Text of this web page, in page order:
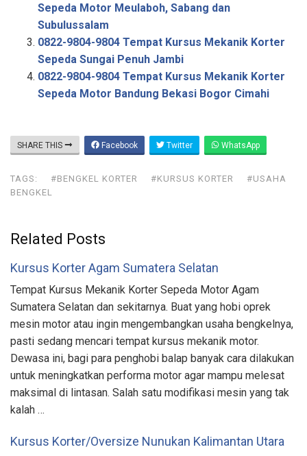
Sepeda Motor Meulaboh, Sabang dan
Subulussalam
0822-9804-9804 Tempat Kursus Mekanik Korter
Sepeda Sungai Penuh Jambi
0822-9804-9804 Tempat Kursus Mekanik Korter
Sepeda Motor Bandung Bekasi Bogor Cimahi
SHARE THIS Facebook Twitter WhatsApp
TAGS: #BENGKEL KORTER #KURSUS KORTER
#USAHA
BENGKEL
Related Posts
Kursus Korter Agam Sumatera Selatan
Tempat Kursus Mekanik Korter Sepeda Motor Agam
Sumatera Selatan dan sekitarnya. Buat yang hobi oprek
mesin motor atau ingin mengembangkan usaha bengkelnya,
pasti sedang mencari tempat kursus mekanik motor.
Dewasa ini, bagi para penghobi balap banyak cara dilakukan
untuk meningkatkan performa motor agar mampu melesat
maksimal di lintasan. Salah satu modifikasi mesin yang tak
kalah …
Kursus Korter/Oversize Nunukan Kalimantan Utara